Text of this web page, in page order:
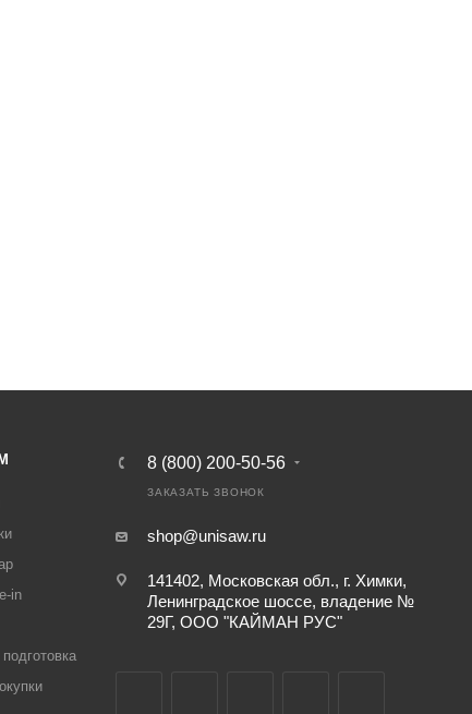
in
8 (800) 200-50-56
ЗАКАЗАТЬ ЗВОНОК
shop@unisaw.ru
141402, Московская обл., г. Химки,
Ленинградское шоссе, владение №
29Г, ООО "КАЙМАН РУС"